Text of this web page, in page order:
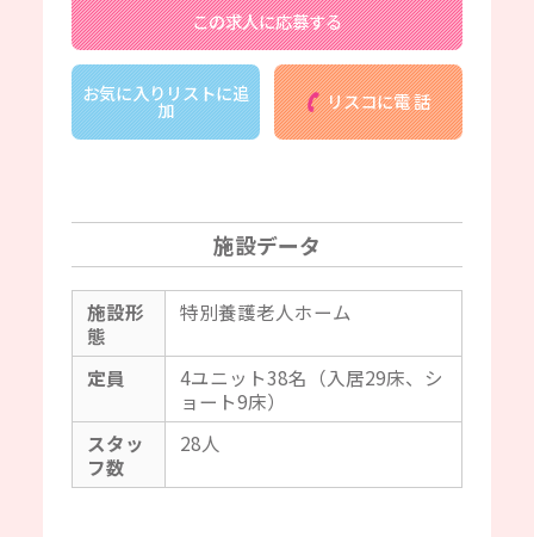
この求人に応募する
お気に入りリストに追
加 リスコに電 話
施設データ
施設形
態
特別養護老人ホーム
定員
4ユニット38名（入居29床、シ
ョート9床）
スタッ
フ数
28人